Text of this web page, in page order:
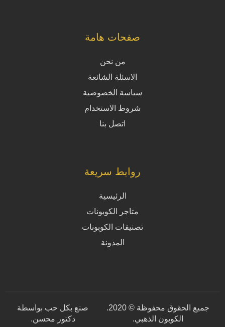
صفحات هامة
من نحن
الاسئلة الشائعة
سياسة الخصوصية
شروط الاستخدام
اتصل بنا
روابط سريعة
الرئيسية
متاجر الكوبونات
تصنيفات الكوبونات
المدونة
جميع الحقوق محفوظة © 2020.
الكوبون الذهبي.
صنع بكل حب بواسطة
دكتور محسن.